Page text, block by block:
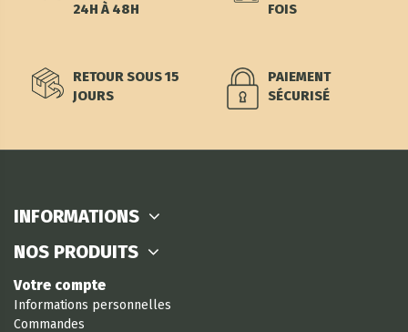
24H À 48H
FOIS
RETOUR SOUS 15
JOURS
PAIEMENT
SÉCURISÉ
INFORMATIONS
NOS PRODUITS
Votre compte
Informations personnelles
Commandes